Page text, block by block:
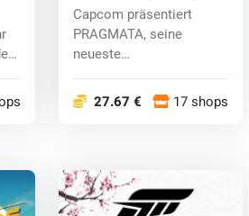
Capcom präsentiert
PRAGMATA, seine
neueste
dem Scienc...
27.67 € 17 shops